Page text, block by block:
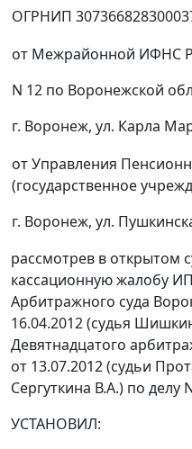
ОГРНИП
от Межрайонной ИФНС
N 12 по Воронежской
г. Воронеж, ул. Карла
от Управления
(государственное
г. Воронеж, ул.
рассмотрев в открытом
кассационную жалобу
Арбитражного суда
16.04.2012 (судья
Девятнадцатого
от 13.07.2012 (судьи
Сергуткина В.А.) по делу
УСТАНОВИЛ: